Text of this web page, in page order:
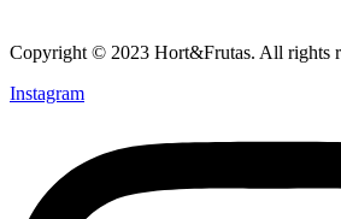
Copyright © 2023 Hort&Frutas. All rights
Instagram